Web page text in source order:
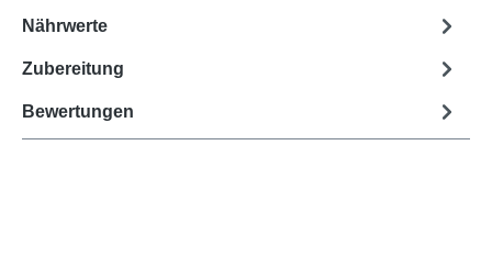
Nährwerte
Zubereitung
Bewertungen